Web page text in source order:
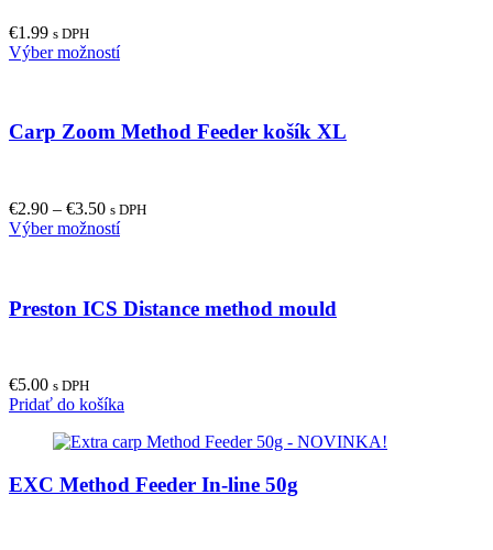
€1.99 s DPH
Výber možnostíThis
variants.
be
chosen
page
Carp Zoom Method Feeder košík XL
€2.90 – €3.50 s DPH
Výber možnostíThis
variants.
chosen
the
page
Preston ICS Distance method mould
€5.00 s DPH
Pridať do košíka
EXC Method Feeder In-line 50g